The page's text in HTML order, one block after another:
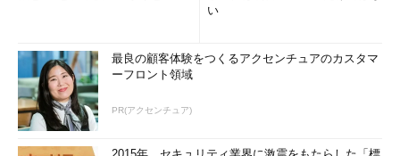
い
最良の顧客体験をつくるアクセンチュアのカスタマ
ーフロント領域
PR(アクセンチュア)